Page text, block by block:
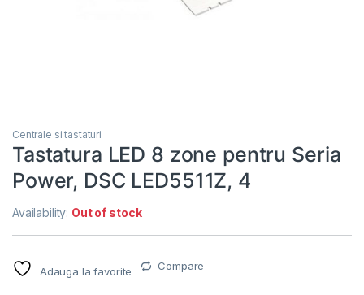
Centrale si tastaturi
Tastatura LED 8 zone pentru Seria
Power, DSC LED5511Z, 4
Availability: Out of stock
Adauga la favorite Compare